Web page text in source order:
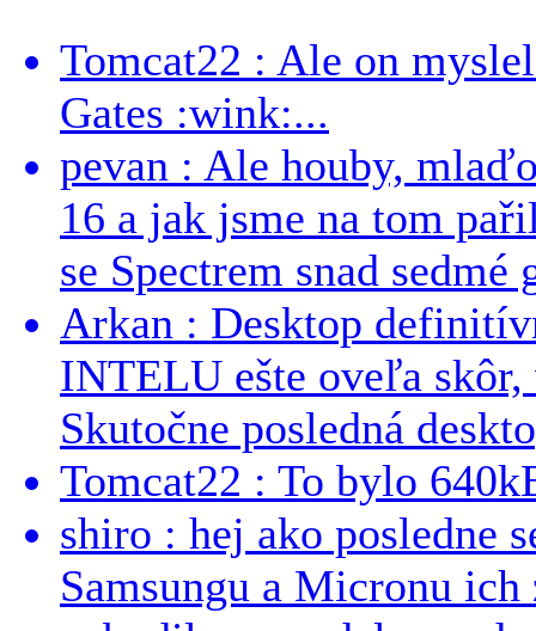
Tomcat22 : Ale on
Gates :wink:...
pevan : Ale houby,
16 a jak jsme na tom
se Spectrem snad sedmé
Arkan : Desktop
INTELU ešte oveľa
Skutočne posledná
Tomcat22 : To bylo
shiro : hej ako posledne
Samsungu a Micronu